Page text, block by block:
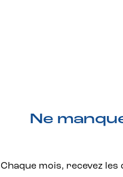
Ne
Chaque mois, recevez